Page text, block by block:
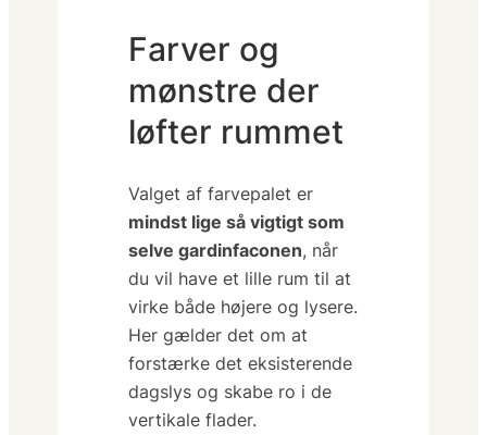
Farver og
mønstre der
løfter rummet
Valget af farvepalet er
mindst lige så vigtigt som
selve gardinfaconen, når
du vil have et lille rum til at
virke både højere og lysere.
Her gælder det om at
forstærke det eksisterende
dagslys og skabe ro i de
vertikale flader.